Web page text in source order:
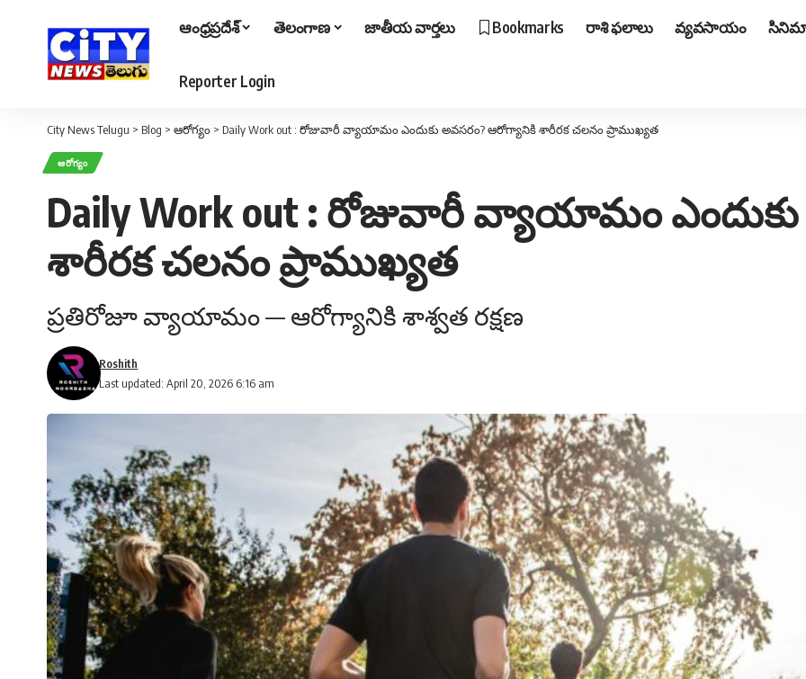
ఆంధ్రప్రదేశ్ తెలంగాణ జాతీయ వార్తలు Bookmarks రాశి ఫలాలు వ్యవసాయం
Reporter Login
City News Telugu > Blog > ఆరోగ్యం > Daily Work out : రోజువారీ వ్యాయామం ఎందుకు అవసరం? ఆరోగ్యానికి శారీరక చలనం ప్రాముఖ్యత
ఆరోగ్యం
Daily Work out : రోజువారీ వ్యాయామం
శారీరక చలనం ప్రాముఖ్యత
ప్రతిరోజూ వ్యాయామం — ఆరోగ్యానికి శాశ్వత రక్షణ
Last updated: April 20, 2026 6:16 am
Roshith